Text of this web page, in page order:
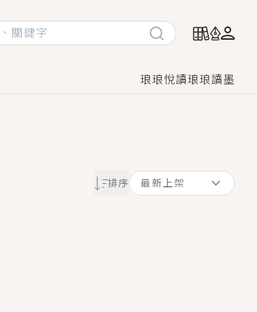
琅琅悅讀琅琅讀墨
新歡，他居然還後悔了？
排序 最新上架